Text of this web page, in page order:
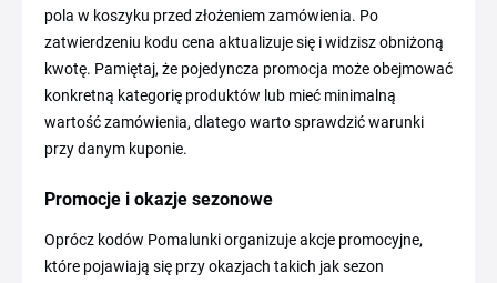
pola w koszyku przed złożeniem zamówienia. Po
zatwierdzeniu kodu cena aktualizuje się i widzisz obniżoną
kwotę. Pamiętaj, że pojedyncza promocja może obejmować
konkretną kategorię produktów lub mieć minimalną
wartość zamówienia, dlatego warto sprawdzić warunki
przy danym kuponie.
Promocje i okazje sezonowe
Oprócz kodów Pomalunki organizuje akcje promocyjne,
które pojawiają się przy okazjach takich jak sezon